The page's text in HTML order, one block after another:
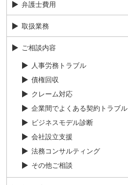
弁護士費用
取扱業務
ご相談内容
人事労務トラブル
債権回収
クレーム対応
企業間でよくある契約トラブル
ビジネスモデル診断
会社設立支援
法務コンサルティング
その他ご相談